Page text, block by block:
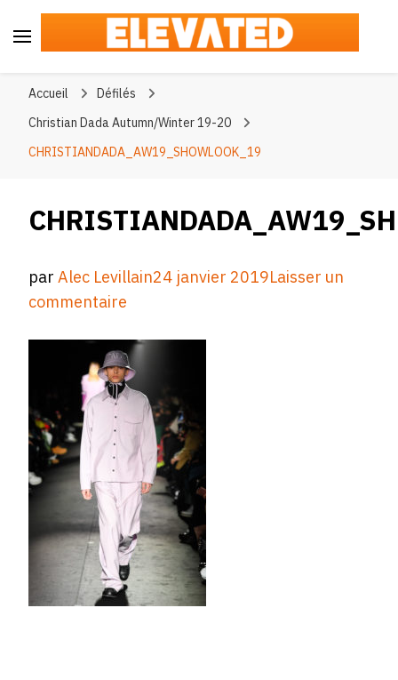
Accueil
Défilés
Christian Dada Autumn/Winter 19-20
CHRISTIANDADA_AW19_SHOWLOOK_19
parAlec Levillain24 janvier 2019Laisser un
commentaire